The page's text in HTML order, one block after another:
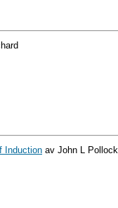
Induction av John L Pollock